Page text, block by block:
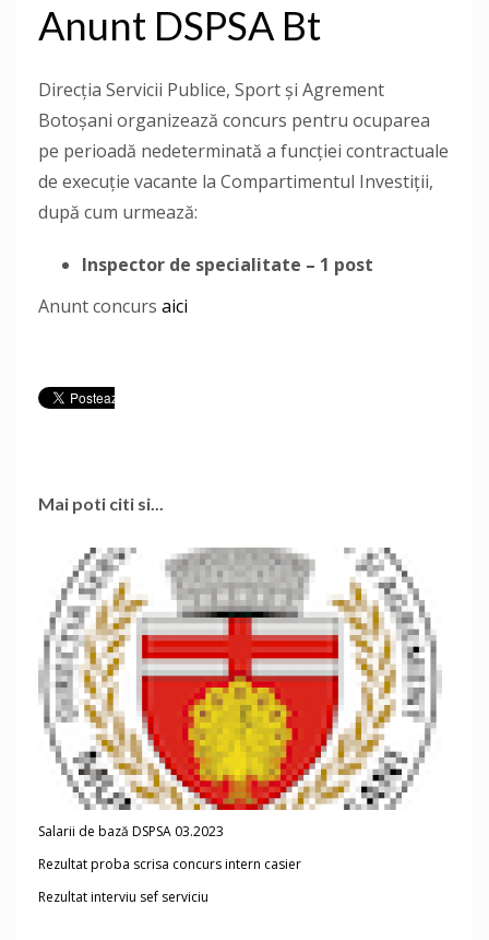
Anunt DSPSA Bt
Direcţia Servicii Publice, Sport și Agrement
Botoşani organizează concurs pentru ocuparea
pe perioadă nedeterminată a funcţiei contractuale
de execuție vacante la Compartimentul Investiţii,
după cum urmează:
Inspector de specialitate – 1 post
Anunt concurs aici
Mai poti citi si...
Salarii de bază DSPSA 03.2023
Rezultat proba scrisa concurs intern casier
Rezultat interviu sef serviciu